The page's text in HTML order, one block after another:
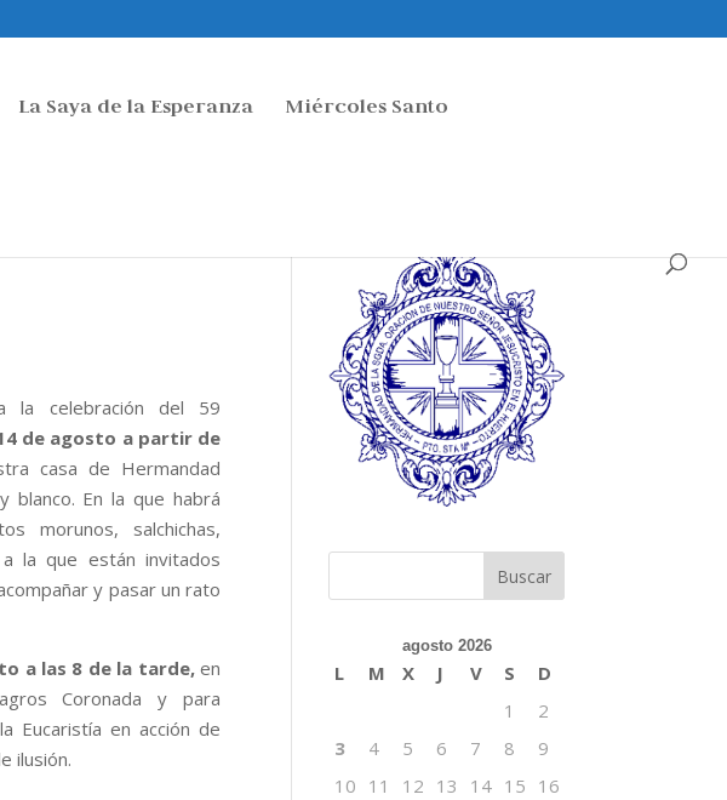
La Saya de la Esperanza Miércoles Santo
la celebración del 59
de agosto a partir de
casa de Hermandad
blanco. En la que habrá
morunos, salchichas,
la que están invitados
y pasar un rato
a las 8 de la tarde,en
Coronada y para
Eucaristía en acción de
ilusión.
agosto 2026
L M X J V S
D
1
2
3
4 5 6 7 8
9
10 11 12 13 14 15 16